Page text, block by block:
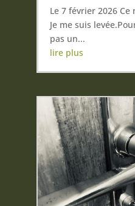
Le 7 février 2026 Ce
Je me suis
pas un...
lire plus